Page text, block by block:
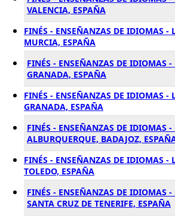
VALENCIA, ESPAÑA
FINÉS - ENSEÑANZAS DE IDIOMAS -
MURCIA, ESPAÑA
FINÉS - ENSEÑANZAS DE IDIOMAS
GRANADA, ESPAÑA
FINÉS - ENSEÑANZAS DE IDIOMAS -
GRANADA, ESPAÑA
FINÉS - ENSEÑANZAS DE IDIOMAS -
ALBURQUERQUE, BADAJOZ,
FINÉS - ENSEÑANZAS DE IDIOMAS -
TOLEDO, ESPAÑA
FINÉS - ENSEÑANZAS DE IDIOMAS
SANTA CRUZ DE TENERIFE, ESPAÑA